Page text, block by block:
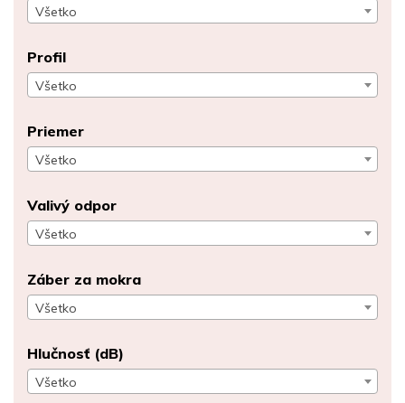
Všetko
Profil
Všetko
Priemer
Všetko
Valivý odpor
Všetko
Záber za mokra
Všetko
Hlučnosť (dB)
Všetko